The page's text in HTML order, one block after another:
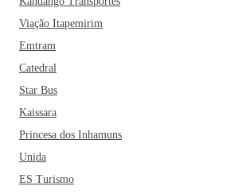
Viação Itapemirim
Emtram
Catedral
Star Bus
Kaissara
Princesa dos Inhamuns
Unida
ES Turismo